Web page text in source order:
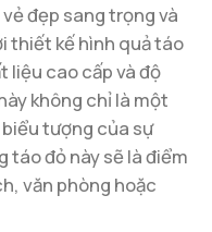
đẹp sang trọng và
thiết kế hình quả táo
liệu cao cấp và độ
không chỉ là một
tượng của sự
táo đỏ này sẽ là điểm
văn phòng hoặc